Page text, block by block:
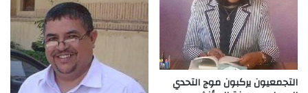
التجمعيون يركبون موج التحدي